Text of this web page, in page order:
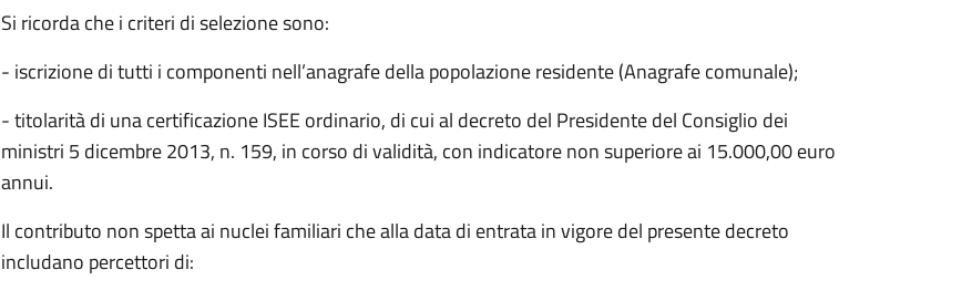
Si ricorda che i criteri di selezione sono:
- iscrizione di tutti i componenti nell’anagrafe della popolazione residente (Anagrafe comunale);
- titolarità di una certificazione ISEE ordinario, di cui al decreto del Presidente del Consiglio dei
ministri 5 dicembre 2013, n. 159, in corso di validità, con indicatore non superiore ai 15.000,00 euro
annui.
Il contributo non spetta ai nuclei familiari che alla data di entrata in vigore del presente decreto
includano percettori di: